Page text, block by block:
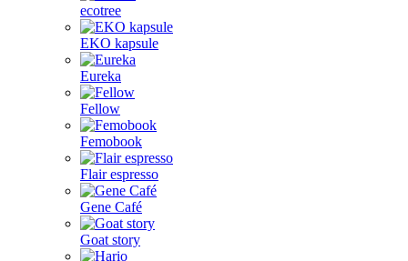
ecotree
EKO kapsule
Eureka
Fellow
Femobook
Flair espresso
Gene Café
Goat story